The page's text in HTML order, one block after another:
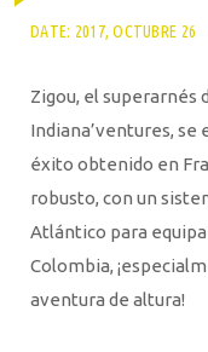
DATE: 2017, OCTUBRE 26
Zigou, el superarnés
Indiana’ventures, se
éxito obtenido en
robusto, con un
Atlántico para
Colombia,
aventura de altura!